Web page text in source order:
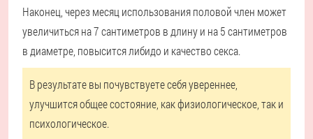
Наконец, через месяц использования половой член может
увеличиться на 7 сантиметров в длину и на 5 сантиметров
в диаметре, повысится либидо и качество секса.
В результате вы почувствуете себя увереннее,
улучшится общее состояние, как физиологическое, так и
психологическое.